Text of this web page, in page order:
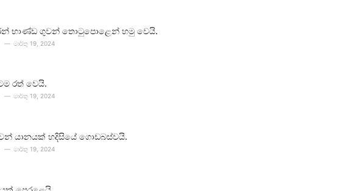
භාණ්ඩ ගුවන් තොටුපොළෙන් හමු වෙයි.
මාර්තු 19, 2024
රත් වෙයි.
මාර්තු 19, 2024
යානයක් හදිසියේ ගොඩබස්වයි.
මාර්තු 19, 2024